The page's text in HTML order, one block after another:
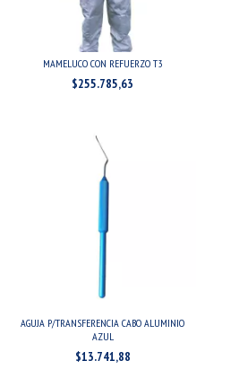
MAMELUCO CON REFUERZO T3
$255.785,63
AGUJA P/TRANSFERENCIA CABO ALUMINIO
AZUL
$13.741,88